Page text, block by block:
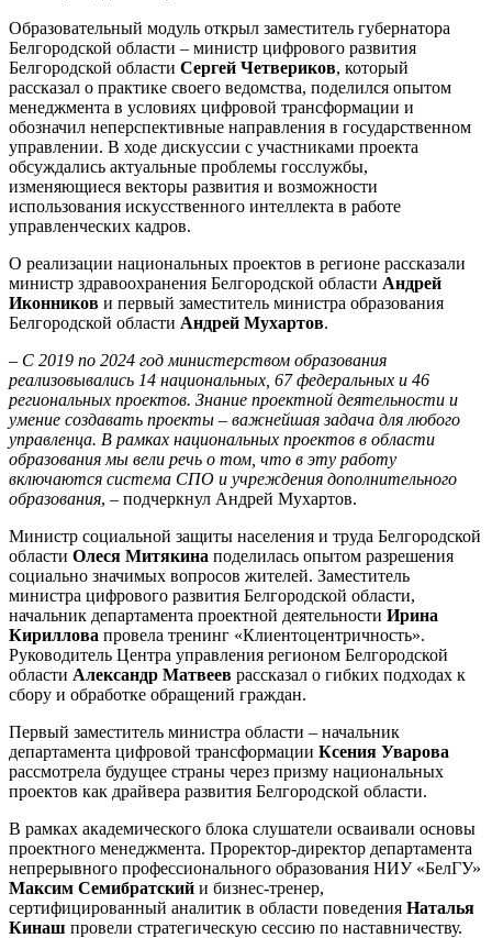
Образовательный модуль открыл заместитель губернатора
Белгородской области – министр цифрового развития
Белгородской области Сергей Четвериков, который
рассказал о практике своего ведомства, поделился опытом
менеджмента в условиях цифровой трансформации и
обозначил неперспективные направления в государственном
управлении. В ходе дискуссии с участниками проекта
обсуждались актуальные проблемы госслужбы,
изменяющиеся векторы развития и возможности
использования искусственного интеллекта в работе
управленческих кадров.
О реализации национальных проектов в регионе рассказали
министр здравоохранения Белгородской области Андрей
Иконников и первый заместитель министра образования
Белгородской области Андрей Мухартов.
– С 2019 по 2024 год министерством образования
реализовывались 14 национальных, 67 федеральных и 46
региональных проектов. Знание проектной деятельности и
умение создавать проекты – важнейшая задача для любого
управленца. В рамках национальных проектов в области
образования мы вели речь о том, что в эту работу
включаются система СПО и учреждения дополнительного
образования, – подчеркнул Андрей Мухартов.
Министр социальной защиты населения и труда Белгородской
области Олеся Митякина поделилась опытом разрешения
социально значимых вопросов жителей. Заместитель
министра цифрового развития Белгородской области,
начальник департамента проектной деятельности Ирина
Кириллова провела тренинг «Клиентоцентричность».
Руководитель Центра управления регионом Белгородской
области Александр Матвеев рассказал о гибких подходах к
сбору и обработке обращений граждан.
Первый заместитель министра области – начальник
департамента цифровой трансформации Ксения Уварова
рассмотрела будущее страны через призму национальных
проектов как драйвера развития Белгородской области.
В рамках академического блока слушатели осваивали основы
проектного менеджмента. Проректор-директор департамента
непрерывного профессионального образования НИУ «БелГУ»
Максим Семибратский и бизнес-тренер,
сертифицированный аналитик в области поведения Наталья
Кинаш провели стратегическую сессию по наставничеству.